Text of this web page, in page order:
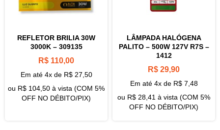
REFLETOR BRILIA 30W
3000K – 309135
R$ 110,00
Em até 4x de R$27,50
ou R$ 104,50 à vista (COM 5%
OFF NO DÉBITO/PIX)
LÂMPADA HALÓGENA
PALITO – 500W 127V R7S –
1412
R$ 29,90
Em até 4x de R$7,48
ou R$ 28,41 à vista (COM 5%
OFF NO DÉBITO/PIX)